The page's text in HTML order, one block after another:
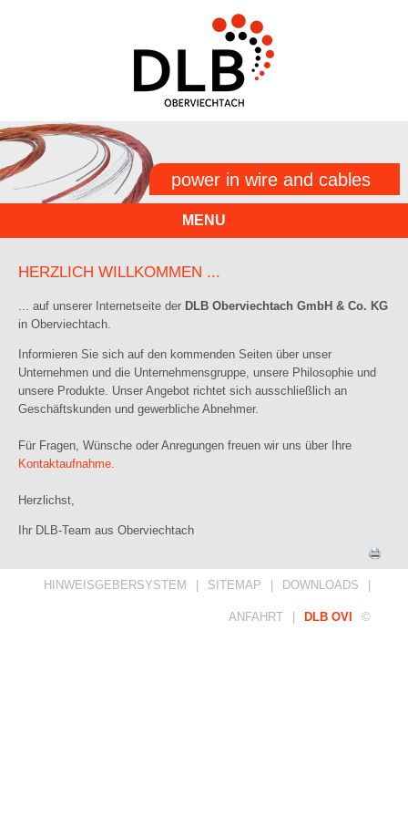
power in wire and cables
MENU
HERZLICH WILLKOMMEN ...
... auf unserer Internetseite der DLB Oberviechtach GmbH & Co. KG
in Oberviechtach.
Informieren Sie sich auf den kommenden Seiten über unser
Unternehmen und die Unternehmensgruppe, unsere Philosophie und
unsere Produkte. Unser Angebot richtet sich ausschließlich an
Geschäftskunden und gewerbliche Abnehmer.
Für Fragen, Wünsche oder Anregungen freuen wir uns über Ihre
Kontaktaufnahme.
Herzlichst,
Ihr DLB-Team aus Oberviechtach
HINWEISGEBERSYSTEM SITEMAP DOWNLOADS
ANFAHRT DLB OVI ©